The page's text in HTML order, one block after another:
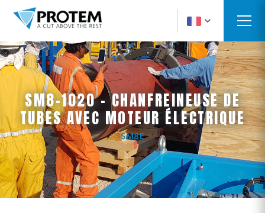
SM8-1020 - CHANFREINEUSE DE
TUBES AVEC MOTEUR ÉLECTRIQUE
SM8E